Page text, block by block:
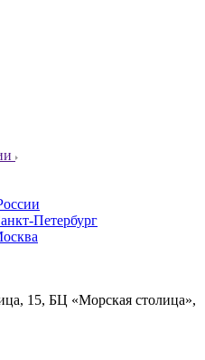
Петербург
15, БЦ «Морская столица»,